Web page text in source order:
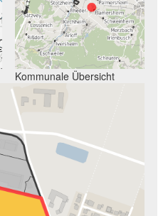
Kommunale Übersicht